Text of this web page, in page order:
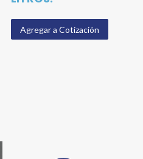
Agregar a Cotización